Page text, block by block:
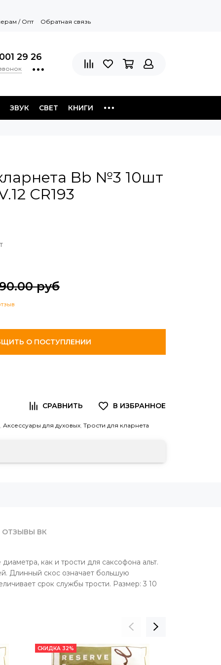
/ Опт Обратная связь
29 26
ЗВУК СВЕТ КНИГИ
Bb №3 10шт
CR193
руб
О ПОСТУПЛЕНИИ
, Аксессуары для духовых, Трости для кларнета
ОТЗЫВЫ ВК
как и трости для саксофона альт.
Длинный скос означает большую
срок службы трости. Размер: 3 10
СКИДКА 32%